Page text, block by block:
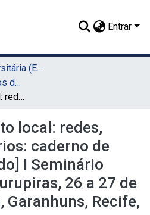
Entrar
08. Editora Universitária (EDUFRPE)
08.1 - Livros e Capítulos de Livros (EDUFRPE)
Desenvolvimento local: redes, atores e territórios: caderno de textos (anais) [do] I Seminário Internacional Curupiras, 26 a 27 de agosto de 2016, Garanhuns, Recife, PE
local: redes,
caderno de
I Seminário
26 a 27 de
Garanhuns, Recife,